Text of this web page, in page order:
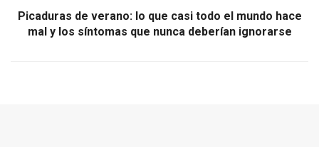
Picaduras de verano: lo que casi todo el mundo hace
mal y los síntomas que nunca deberían ignorarse